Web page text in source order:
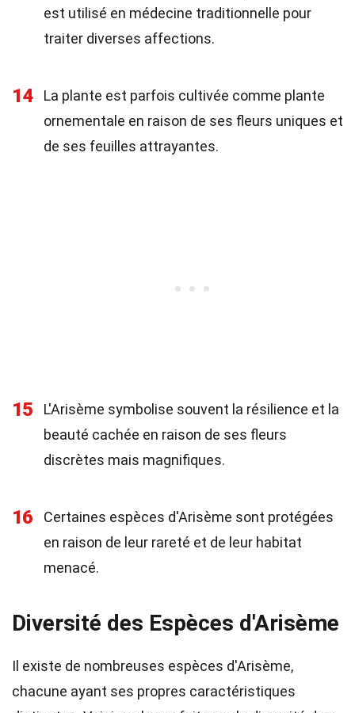
est utilisé en médecine traditionnelle pour
traiter diverses affections.
14
La plante est parfois cultivée comme plante
ornementale en raison de ses fleurs uniques et
de ses feuilles attrayantes.
15
L'Arisème symbolise souvent la résilience et la
beauté cachée en raison de ses fleurs
discrètes mais magnifiques.
16
Certaines espèces d'Arisème sont protégées
en raison de leur rareté et de leur habitat
menacé.
Diversité des Espèces d'Arisème
Il existe de nombreuses espèces d'Arisème,
chacune ayant ses propres caractéristiques